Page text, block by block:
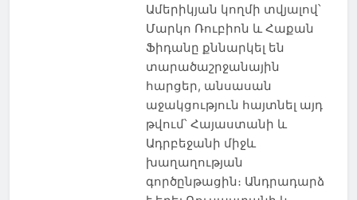
Ամերիկյան կողմի տվյալով՝
Մարկո Ռուբիոն և Հաքան
Ֆիդանը քննարկել են
տարածաշրջանային
հարցեր, անսասան
աջակցություն հայտնել այդ
թվում՝ Հայաստանի և
Ադրբեջանի միջև
խաղաղության
գործընթացին։ Անդրադարձ